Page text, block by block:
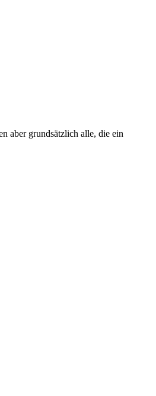
aber grundsätzlich alle, die ein